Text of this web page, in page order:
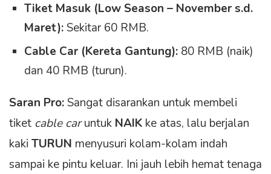
Tiket Masuk (Low Season – November s.d.
Maret):Sekitar 60 RMB.
Cable Car (Kereta Gantung): 80 RMB (naik)
dan 40 RMB (turun).
Saran Pro:Sangat disarankan untuk membeli
tiket cable caruntuk NAIK ke atas, lalu berjalan
kaki TURUN menyusuri kolam-kolam indah
sampai ke pintu keluar. Ini jauh lebih hemat tenaga